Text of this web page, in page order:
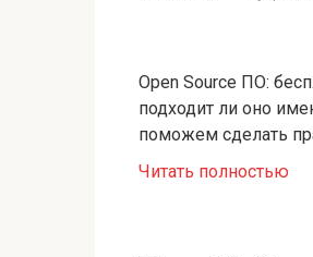
Open Source ПО:
подходит ли оно
поможем сделать
Читать полностью